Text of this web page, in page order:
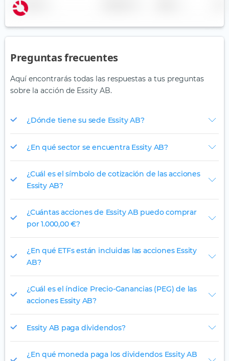
Nombre
Preguntas frecuentes
Aquí encontrarás todas las respuestas a tus preguntas
sobre la acción de Essity AB.
¿Dónde tiene su sede Essity AB?
¿En qué sector se encuentra Essity AB?
¿Cuál es el símbolo de cotización de las acciones
Essity AB?
¿Cuántas acciones de Essity AB puedo comprar
por 1.000,00 €?
¿En qué ETFs están incluidas las acciones Essity
AB?
¿Cuál es el índice Precio-Ganancias (PEG) de las
acciones Essity AB?
Essity AB paga dividendos?
¿En qué moneda paga los dividendos Essity AB